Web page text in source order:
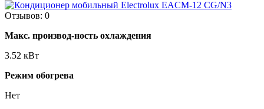
Отзывов: 0
Макс. производ-ность охлаждения
3.52 кВт
Режим обогрева
Нет